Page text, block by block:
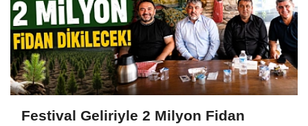
Festival Geliriyle 2 Milyon Fidan